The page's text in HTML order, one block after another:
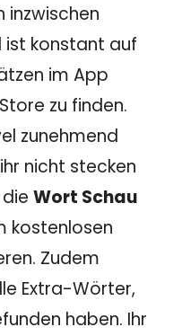
inzwischen
konstant auf
im App
zu finden.
zunehmend
nicht stecken
Wort Schau
kostenlosen
Zudem
Extra-Wörter,
haben. Ihr